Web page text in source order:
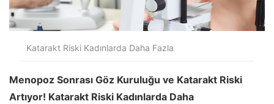
Katarakt Riski Kadınlarda Daha Fazla
Menopoz Sonrası Göz Kuruluğu ve Katarakt Riski
Artıyor! Katarakt Riski Kadınlarda Daha